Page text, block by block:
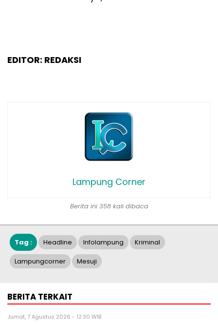
EDITOR: REDAKSI
Lampung Corner
Berita ini 358 kali dibaca
Tag : Headline Infolampung Kriminal
Lampungcorner Mesuji
BERITA TERKAIT
Jumat, 7 Agustus 2026 - 12:30 WIB